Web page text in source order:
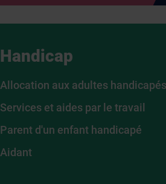
Handicap
Allocation aux adultes handicapés
Services et aides par le travail
Parent d'un enfant handicapé
Aidant